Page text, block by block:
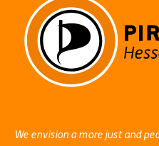
Wahlzetteln
We envision a more just and